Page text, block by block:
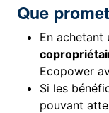
Que
En achetant
Ecopower
Si les
pouvant